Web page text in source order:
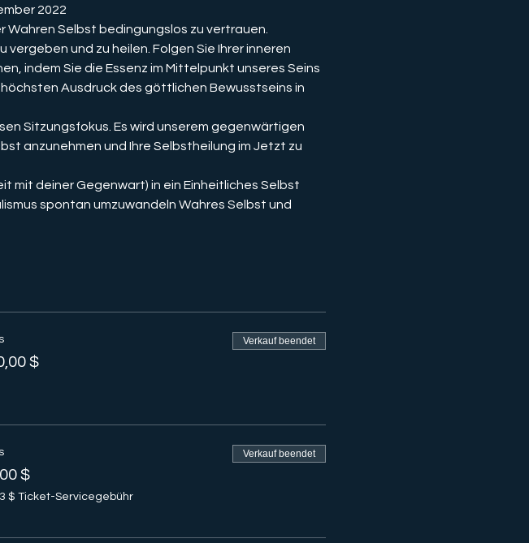
2022
Wahren Selbst bedingungslos zu vertrauen.
vergeben und zu heilen. Folgen Sie Ihrer inneren
indem Sie die Essenz im Mittelpunkt unseres Seins
Ausdruck des göttlichen Bewusstseins in
Sitzungsfokus. Es wird unserem gegenwärtigen
anzunehmen und Ihre Selbstheilung im Jetzt zu
mit deiner Gegenwart) in ein Einheitliches Selbst
spontan umzuwandeln Wahres Selbst und
$
Verkauf beendet
$
$ Ticket-Servicegebühr
Verkauf beendet